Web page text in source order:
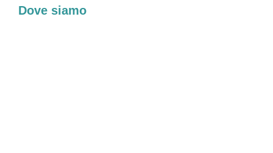
Dove siamo